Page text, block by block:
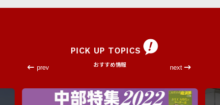
PICK UP TOPICS
おすすめ情報
prev next